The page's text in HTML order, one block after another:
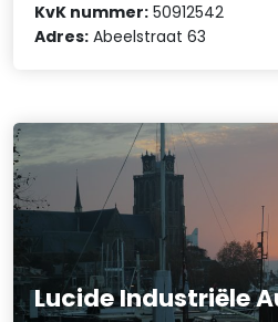
KvK nummer: 50912542
Adres: Abeelstraat 63
Lucide Industriële